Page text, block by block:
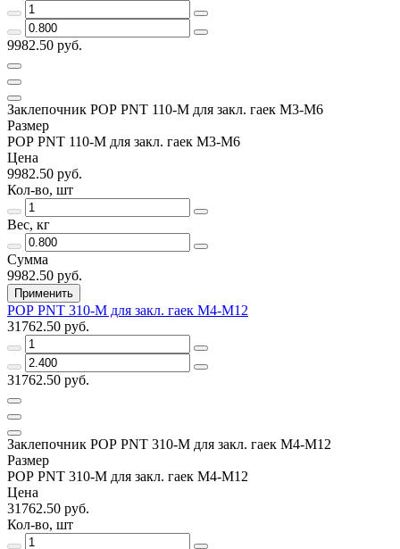
9982.50 руб.
Заклепочник РОР РNT 110-М для закл. гаек М3-М6
Размер
РОР РNT 110-М для закл. гаек М3-М6
Цена
9982.50 руб.
Кол-во, шт
Вес, кг
Сумма
9982.50 руб.
Применить
РОР РNT 310-М для закл. гаек М4-М12
31762.50 руб.
31762.50 руб.
Заклепочник РОР РNT 310-М для закл. гаек М4-М12
Размер
РОР РNT 310-М для закл. гаек М4-М12
Цена
31762.50 руб.
Кол-во, шт